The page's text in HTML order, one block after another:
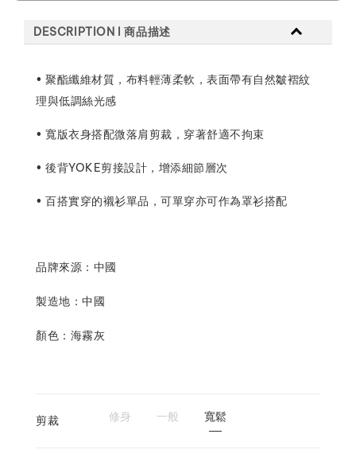
DESCRIPTION l 商品描述
• 聚酯纖維材質，布料輕薄柔軟，表面帶有自然皺褶紋
理與低調絲光感
• 寬版衣身搭配微落肩剪裁，穿著舒適不拘束
• 後背YOKE剪接設計，增添細節層次
• 百搭實穿的襯衫單品，可單穿亦可作為罩衫搭配
品牌來源：中國
製造地： 中國
顏色：海霧灰
剪裁 修身 一般 寬鬆